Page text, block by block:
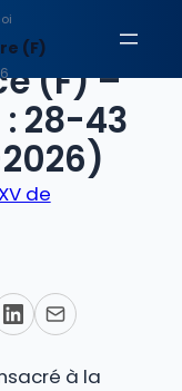
(F) –
28-43
XV de
à la
(F)